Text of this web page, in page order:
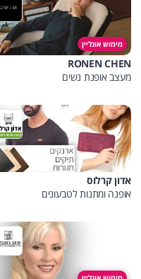
מימוש אונליין
RONEN CHEN
מעצב אופנת נשים
אדון קרלוס
אופנה ומתנות לטבעונים